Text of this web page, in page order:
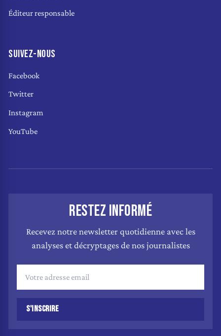
Éditeur responsable
SUIVEZ-NOUS
Facebook
Twitter
Instagram
YouTube
RESTEZ INFORMÉ
Recevez notre newsletter quotidienne avec les
analyses et décryptages de nos journalistes
S'INSCRIRE